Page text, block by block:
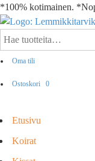
*100% kotimainen.
Oma tili
Ostoskori 0
Etusivu
Koirat